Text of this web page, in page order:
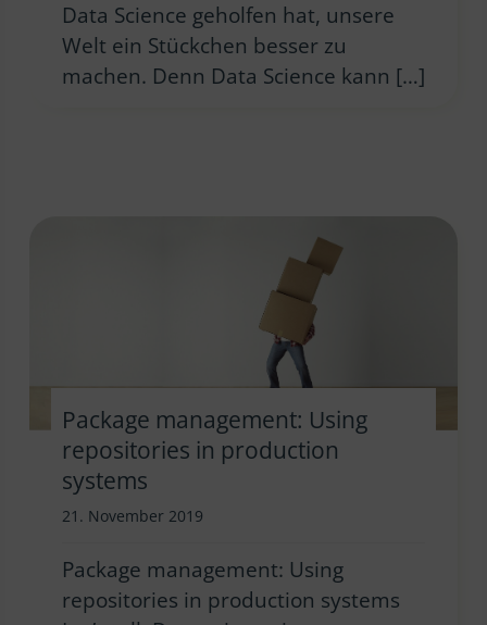
Data Science geholfen hat, unsere
Welt ein Stückchen besser zu
machen. Denn Data Science kann […]
Package management: Using
repositories in production
systems
21. November 2019
Package management: Using
repositories in production systems